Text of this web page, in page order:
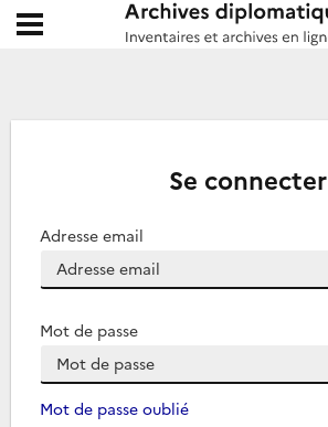
Archives diplomatiques
Ouvrir le menu déroulant
Se connecter
Adresse email
Mot de passe
Mot de passe oublié